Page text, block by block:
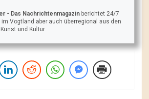
- Das Nachrichtenmagazin berichtet 24/7
im Vogtland aber auch überregional aus den
und Kultur.